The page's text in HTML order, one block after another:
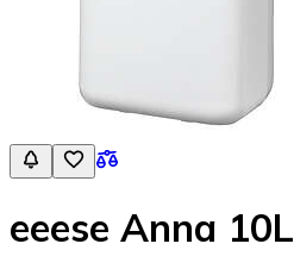
eeese Anna 10L